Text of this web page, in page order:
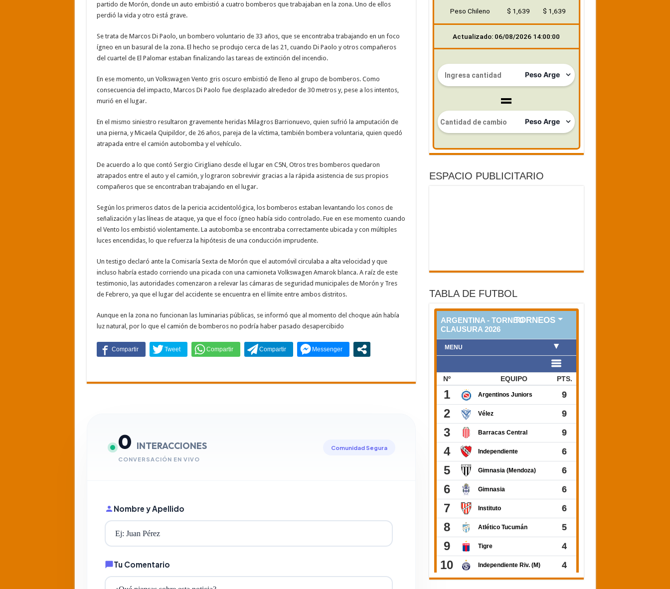
partido de Morón, donde un auto embistió a cuatro bomberos que trabajaban en la zona. Uno de ellos
perdió la vida y otro está grave.
Se trata de Marcos Di Paolo, un bombero voluntario de 33 años, que se encontraba trabajando en un foco
ígneo en un basural de la zona. El hecho se produjo cerca de las 21, cuando Di Paolo y otros compañeros
del cuartel de El Palomar estaban finalizando las tareas de extinción del incendio.
En ese momento, un Volkswagen Vento gris oscuro embistió de lleno al grupo de bomberos. Como
consecuencia del impacto, Marcos Di Paolo fue desplazado alrededor de 30 metros y, pese a los intentos,
murió en el lugar.
En el mismo siniestro resultaron gravemente heridas Milagros Barrionuevo, quien sufrió la amputación de
una pierna, y Micaela Quipildor, de 26 años, pareja de la víctima, también bombera voluntaria, quien quedó
atrapada entre el camión autobomba y el vehículo.
De acuerdo a lo que contó Sergio Cirigliano desde el lugar en C5N, Otros tres bomberos quedaron
atrapados entre el auto y el camión, y lograron sobrevivir gracias a la rápida asistencia de sus propios
compañeros que se encontraban trabajando en el lugar.
Según los primeros datos de la pericia accidentológica, los bomberos estaban levantando los conos de
señalización y las líneas de ataque, ya que el foco ígneo había sido controlado. Fue en ese momento cuando
el Vento los embistió violentamente. La autobomba se encontraba correctamente ubicada y con múltiples
luces encendidas, lo que refuerza la hipótesis de una conducción imprudente.
Un testigo declaró ante la Comisaría Sexta de Morón que el automóvil circulaba a alta velocidad y que
incluso habría estado corriendo una picada con una camioneta Volkswagen Amarok blanca. A raíz de este
testimonio, las autoridades comenzaron a relevar las cámaras de seguridad municipales de Morón y Tres
de Febrero, ya que el lugar del accidente se encuentra en el límite entre ambos distritos.
Aunque en la zona no funcionan las luminarias públicas, se informó que al momento del choque aún había
luz natural, por lo que el camión de bomberos no podría haber pasado desapercibido
0 INTERACCIONES
CONVERSACIÓN EN VIVO
Comunidad Segura
Nombre y Apellido
Tu Comentario
Peso Chileno $ 1,639 $ 1,639
Actualizado: 06/08/2026 14:00:00
ESPACIO PUBLICITARIO
TABLA DE FUTBOL